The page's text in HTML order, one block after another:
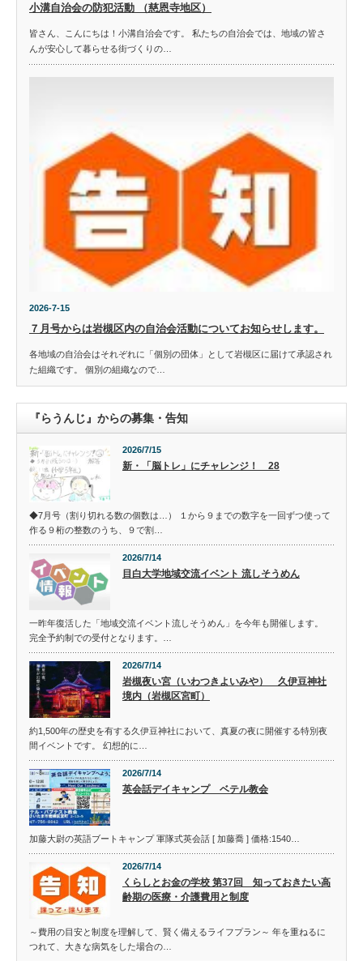
小溝自治会の防犯活動 （慈恩寺地区）
皆さん、こんにちは！小溝自治会です。 私たちの自治会では、地域の皆さ
んが安心して暮らせる街づくりの…
2026-7-15
７月号からは岩槻区内の自治会活動についてお知らせします。
各地域の自治会はそれぞれに「個別の団体」として岩槻区に届けて承認され
た組織です。 個別の組織なので…
『らうんじ』からの募集・告知
2026/7/15
新・「脳トレ」にチャレンジ！ 28
◆7月号（割り切れる数の個数は…） １から９までの数字を一回ずつ使って
作る９桁の整数のうち、９で割…
2026/7/14
目白大学地域交流イベント 流しそうめん
一昨年復活した「地域交流イベント流しそうめん」を今年も開催します。
完全予約制での受付となります。…
2026/7/14
岩槻夜い宮（いわつきよいみや） 久伊豆神社
境内（岩槻区宮町）
約1,500年の歴史を有する久伊豆神社において、真夏の夜に開催する特別夜
間イベントです。 幻想的に…
2026/7/14
英会話デイキャンプ ベテル教会
加藤大尉の英語ブートキャンプ 軍隊式英会話 [ 加藤喬 ] 価格:1540…
2026/7/14
くらしとお金の学校 第37回 知っておきたい高
齢期の医療・介護費用と制度
～費用の目安と制度を理解して、賢く備えるライフプラン～ 年を重ねるに
つれて、大きな病気をした場合の…